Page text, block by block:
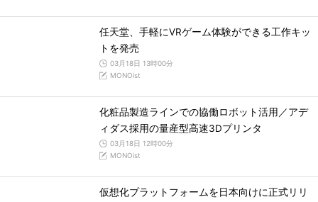
任天堂、手軽にVRゲーム体験ができる工作キッ
トを発売
03月18日 13時00分
MONOist
化粧品製造ラインでの協働ロボット活用／アデ
ィダス採用の量産型高速3Dプリンタ
03月18日 12時00分
MONOist
仮想化プラットフォームを日本向けに正式リリ